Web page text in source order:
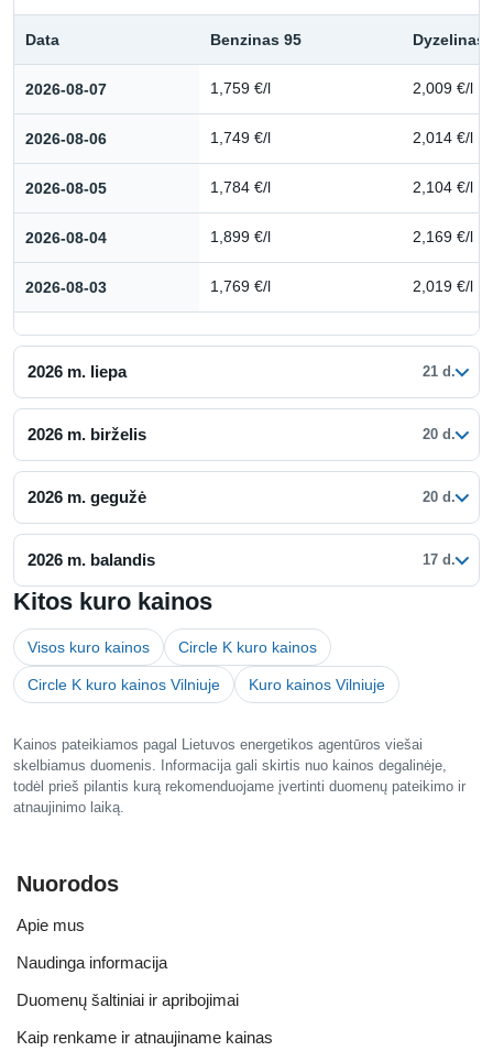
Data Benzinas 95 Dyzelinas
2026-08-07 1,759 €/l 2,009 €/l
2026-08-06 1,749 €/l 2,014 €/l
2026-08-05 1,784 €/l 2,104 €/l
2026-08-04 1,899 €/l 2,169 €/l
2026-08-03 1,769 €/l 2,019 €/l
2026 m. liepa 21 d.
2026 m. birželis 20 d.
2026 m. gegužė 20 d.
2026 m. balandis 17 d.
Kitos kuro kainos
Visos kuro kainos Circle K kuro kainos
Circle K kuro kainos Vilniuje Kuro kainos Vilniuje
Kainos pateikiamos pagal Lietuvos energetikos agentūros viešai
skelbiamus duomenis. Informacija gali skirtis nuo kainos degalinėje,
todėl prieš pilantis kurą rekomenduojame įvertinti duomenų pateikimo ir
atnaujinimo laiką.
Nuorodos
Apie mus
Naudinga informacija
Duomenų šaltiniai ir apribojimai
Kaip renkame ir atnaujiname kainas